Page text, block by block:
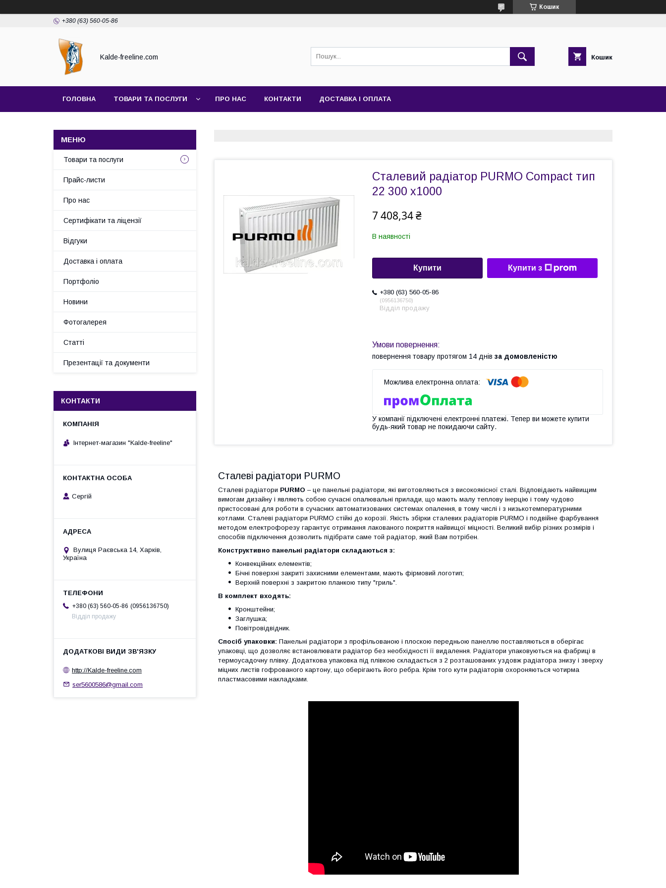
Кошик
+380 (63) 560-05-86
Kalde-freeline.com Кошик
ГОЛОВНА ТОВАРИ ТА ПОСЛУГИ ПРО НАС КОНТАКТИ ДОСТАВКА І ОПЛАТА
Сталевий радіатор PURMO Compact тип
22 300 х1000
7 408,34 ₴
В наявності
Купити Купити з
+380 (63) 560-05-86
0956136750
Відділ продажу
повернення товару протягом 14 днів за домовленістю
У компанії підключені електронні платежі. Тепер ви можете купити
будь-який товар не покидаючи сайту.
Сталеві радіатори PURMO
Сталеві радіатори PURMO – це панельні радіатори, які виготовляються з високоякісної сталі. Відповідають найвищим
вимогам дизайну і являють собою сучасні опалювальні прилади, що мають малу теплову інерцію і тому чудово
пристосовані для роботи в сучасних автоматизованих системах опалення, в тому числі і з низькотемпературними
котлами. Сталеві радіатори PURMO стійкі до корозії. Якість збірки сталевих радіаторів PURMO і подвійне фарбування
методом електрофорезу гарантує отримання лакованого покриття найвищої міцності. Великий вибір різних розмірів і
способів підключення дозволить підібрати саме той радіатор, який Вам потрібен.
Конструктивно панельні радіатори складаються з:
Конвекційних елементів;
Бічні поверхні закриті захисними елементами, мають фірмовий логотип;
Верхній поверхні з закритою планкою типу "гриль".
В комплект входять:
Кронштейни;
Заглушка;
Повітровідвідник.
Спосіб упаковки: Панельні радіатори з профільованою і плоскою передньою панеллю поставляються в оберігає
упаковці, що дозволяє встановлювати радіатор без необхідності її видалення. Радіатори упаковуються на фабриці в
термоусадочну плівку. Додаткова упаковка під плівкою складається з 2 розташованих уздовж радіатора знизу і зверху
міцних листів гофрованого картону, що оберігають його ребра. Крім того кути радіаторів охороняються чотирма
пластмасовими накладками.
Товари та послуги
Прайс-листи
Про нас
Сертифікати та ліцензії
Відгуки
Доставка і оплата
Портфоліо
Новини
Фотогалерея
Статті
Презентації та документи
КОНТАКТИ
Інтернет-магазин "Kalde-freeline"
Сергій
Вулиця Раєвська 14, Харків,
Україна
+380 (63) 560-05-86
0956136750
Відділ продажу
http://Kalde-freeline.com
ser5600586@gmail.com